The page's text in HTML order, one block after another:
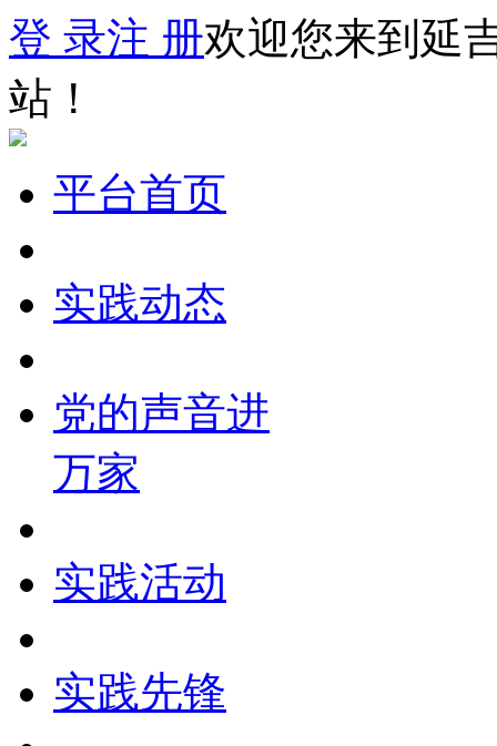
登 录注 册欢迎您来到延
站！
平台首页
实践动态
党的声音进
万家
实践活动
实践先锋